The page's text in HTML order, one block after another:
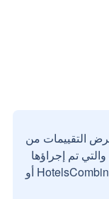
التقييمات من
تم إجراؤها
بواسطة مستخدمين حقيقيين مع HotelsCombined أو